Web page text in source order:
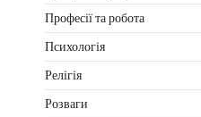
Професії та робота
Психологія
Релігія
Розваги